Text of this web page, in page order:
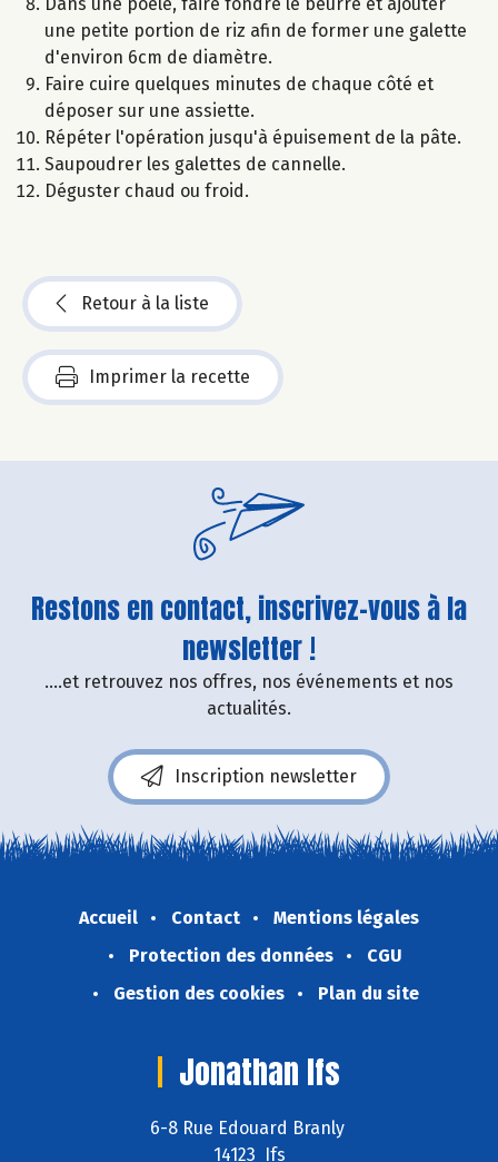
une petite portion de riz afin de former une galette
d'environ 6cm de diamètre.
Faire cuire quelques minutes de chaque côté et
déposer sur une assiette.
Répéter l'opération jusqu'à épuisement de la pâte.
Saupoudrer les galettes de cannelle.
Déguster chaud ou froid.
Retour à la liste
Imprimer la recette
Restons en contact, inscrivez-vous à la
newsletter !
....et retrouvez nos offres, nos événements et nos
actualités.
Inscription newsletter
Accueil Contact
Mentions légales
Protection des données
CGU
Gestion des cookies
Plan du site
Jonathan Ifs
6-8 Rue Edouard Branly
14123 Ifs